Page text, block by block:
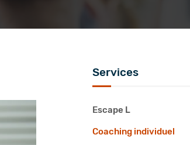
Services
Escape L
Coaching individuel